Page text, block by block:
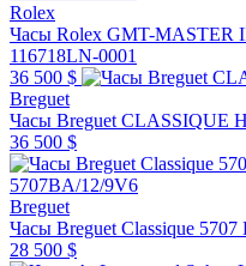
Rolex
Часы Rolex GMT-
116718LN-0001
36 500 $
Breguet
Часы Breguet CLASSIQUE
36 500 $
Breguet
Часы Breguet Classique
28 500 $